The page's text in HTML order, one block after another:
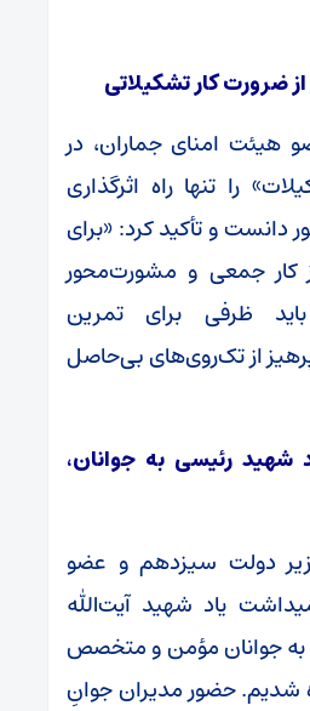
هیئت امنای جماران، در
را تنها راه اثرگذاری
دانست و تأکید کرد: «برای
کار جمعی و مشورت‌محور
ظرفی برای تمرین
از تک‌روی‌های بی‌حاصل
شهید رئیسی به جوانان،
دولت سیزدهم و عضو
یاد شهید آیت‌الله
جوانان مؤمن و متخصص
شدیم. حضور مدیران جوانِ